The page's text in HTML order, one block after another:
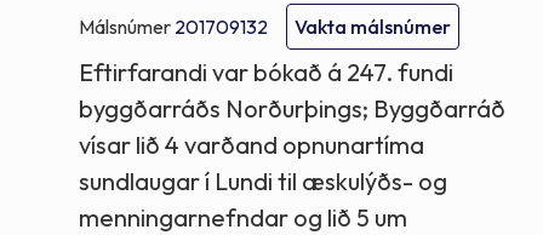
Málsnúmer 201709132 Vakta málsnúmer
Eftirfarandi var bókað á 247. fundi
byggðarráðs Norðurþings; Byggðarráð
vísar lið 4 varðand opnunartíma
sundlaugar í Lundi til æskulýðs- og
menningarnefndar og lið 5 um